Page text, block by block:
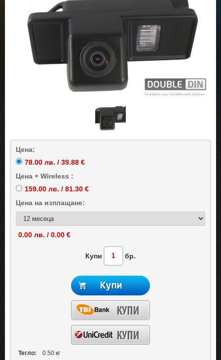
Цена:
78.00 лв. / 39.88 €
Цена + Wireless :
159.00 лв. / 81.30 €
Цена на изплащане:
0.00 лв. / 0.00 €
Купи бр.
Тегло: 0.50 кг